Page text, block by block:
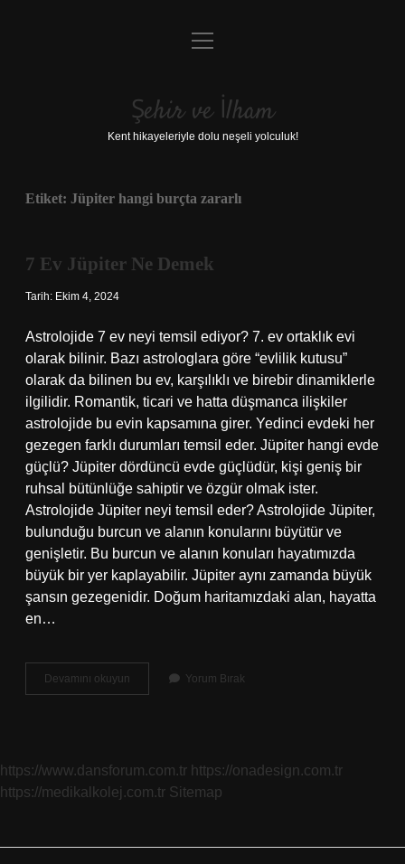
Anasayfa
Yasal Uyarı
menüyü
Şehir ve İlham
Kent hikayeleriyle dolu neşeli yolculuk!
Etiket: Jüpiter hangi burçta zararlı
7 Ev Jüpiter Ne Demek
Tarih: Ekim 4, 2024
Astrolojide 7 ev neyi temsil ediyor? 7. ev ortaklık evi
olarak bilinir. Bazı astrologlara göre “evlilik kutusu”
olarak da bilinen bu ev, karşılıklı ve birebir dinamiklerle
ilgilidir. Romantik, ticari ve hatta düşmanca ilişkiler
astrolojide bu evin kapsamına girer. Yedinci evdeki her
gezegen farklı durumları temsil eder. Jüpiter hangi evde
güçlü? Jüpiter dördüncü evde güçlüdür, kişi geniş bir
ruhsal bütünlüğe sahiptir ve özgür olmak ister.
Astrolojide Jüpiter neyi temsil eder? Astrolojide Jüpiter,
bulunduğu burcun ve alanın konularını büyütür ve
genişletir. Bu burcun ve alanın konuları hayatımızda
büyük bir yer kaplayabilir. Jüpiter aynı zamanda büyük
şansın gezegenidir. Doğum haritamızdaki alan, hayatta
en…
Devamını okuyun
Ev
Yorum Bırak
https://www.dansforum.com.tr https://onadesign.com.tr
https://medikalkolej.com.tr Sitemap